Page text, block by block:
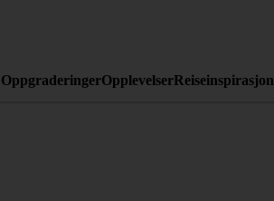
OppgraderingerOpplevelserReiseinspirasjon